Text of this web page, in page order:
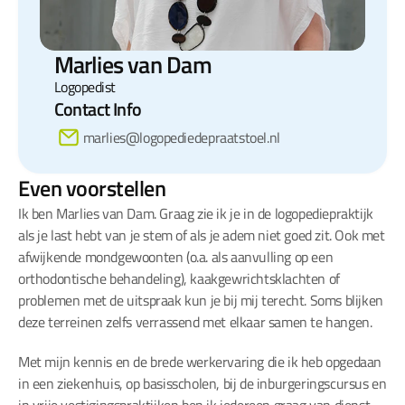
Marlies van Dam
Logopedist
Contact Info
marlies@logopediedepraatstoel.nl
Even voorstellen
Ik ben Marlies van Dam. Graag zie ik je in de logopediepraktijk
als je last hebt van je stem of als je adem niet goed zit. Ook met
afwijkende mondgewoonten (o.a. als aanvulling op een
orthodontische behandeling), kaakgewrichtsklachten of
problemen met de uitspraak kun je bij mij terecht. Soms blijken
deze terreinen zelfs verrassend met elkaar samen te hangen.
Met mijn kennis en de brede werkervaring die ik heb opgedaan
in een ziekenhuis, op basisscholen, bij de inburgeringscursus en